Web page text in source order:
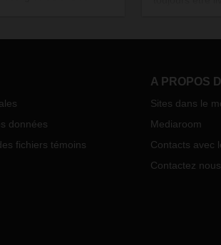
Copenhague, Madrid
L’entreprise
données
fichiers témoins
A PROPOS
Sites dans le
Mediaroom
Contacts avec
Contactez nous